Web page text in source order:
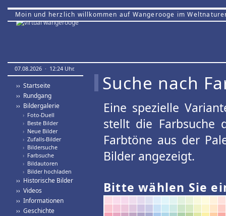
Moin und herzlich willkommen auf Wangerooge im
07.08.2026 · 12:24 Uhr.
›› Startseite
›› Rundgang
›› Bildergalerie
› Foto-Duell
› Beste Bilder
› Neue Bilder
› Zufalls-Bilder
› Bildersuche
› Farbsuche
› Bildautoren
› Bilder hochladen
›› Historische Bilder
›› Videos
›› Informationen
›› Geschichte
Suche nach
Eine spezielle
stellt die Farbsuche
Farbtöne aus der
Bilder angezeigt.
Bitte wählen Sie